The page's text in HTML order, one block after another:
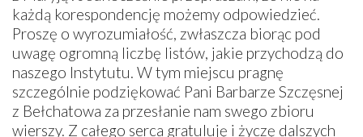
każdą korespondencję możemy odpowiedzieć.
Proszę o wyrozumiałość, zwłaszcza biorąc pod
uwagę ogromną liczbę listów, jakie przychodzą do
naszego Instytutu. W tym miejscu pragnę
szczególnie podziękować Pani Barbarze Szczęsnej
z Bełchatowa za przesłanie nam swego zbioru
wierszy. Z całego serca gratuluję i życzę dalszych